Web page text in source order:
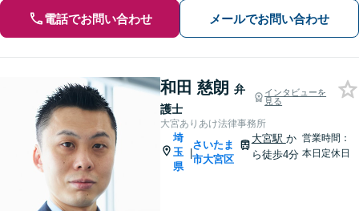
電話でお問い合わせ メールでお問い合わせ
和田 慈朗 弁
護士
インタビューを
見る
大宮ありあけ法律事務所
埼
玉
県
|
さいたま
市大宮区
大宮駅 か
ら徒歩4分
営業時間：
本日定休日